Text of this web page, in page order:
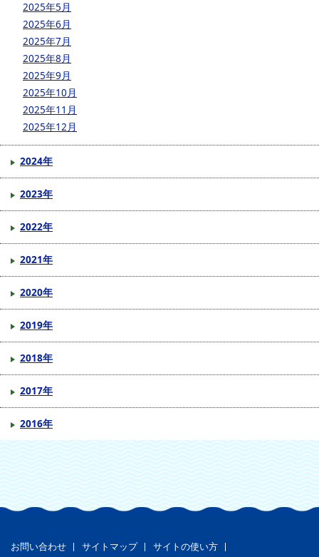
2025年5月
2025年6月
2025年7月
2025年8月
2025年9月
2025年10月
2025年11月
2025年12月
2024年
2023年
2022年
2021年
2020年
2019年
2018年
2017年
2016年
お問い合わせ サイトマップ
サイトの使い方